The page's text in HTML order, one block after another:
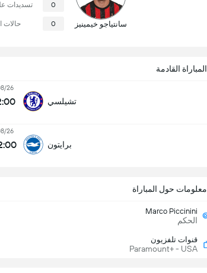
المباراة القادمة
تشيلسي
26
برايتون
26
سانتياجو خيمينيز
0 تسديدات
0 حالات
معلومات حول المباراة
Marco Piccinini
الحكم
قنوات تلفزيون
Paramount+ - USA